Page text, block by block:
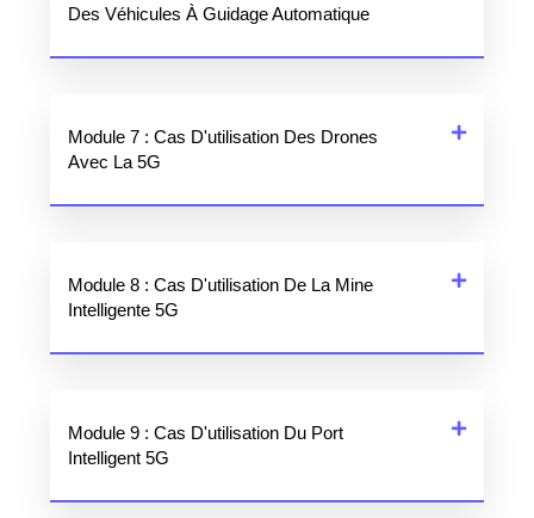
Des Véhicules À Guidage Automatique
Module 7 : Cas D'utilisation Des Drones
Avec La 5G
Module 8 : Cas D'utilisation De La Mine
Intelligente 5G
Module 9 : Cas D'utilisation Du Port
Intelligent 5G